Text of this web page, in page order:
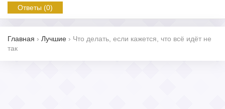
Ответы (0)
Главная › Лучшие › Что делать, если кажется, что всё идёт не
так